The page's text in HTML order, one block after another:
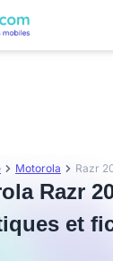
Motorola Razr
Razr
et